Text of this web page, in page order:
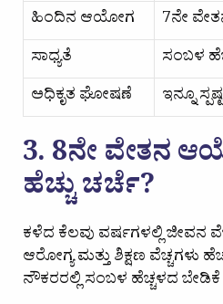
ಹಿಂದಿನ ಆಯೋಗ
7ನೇ
ಸಾಧ್ಯತೆ
ಸಂಬಳ
ಅಧಿಕೃತ ಘೋಷಣೆ
ಇನ್ನೂ
3. 8ನೇ ವೇತನ
ಹೆಚ್ಚು ಚರ್ಚೆ?
ಕಳೆದ ಕೆಲವು ವರ್ಷಗಳಲ್ಲಿ ಜೀವನ
ಆರೋಗ್ಯ ಮತ್ತು ಶಿಕ್ಷಣ ವೆಚ್ಚಗಳು
ನೌಕರರಲ್ಲಿ ಸಂಬಳ ಹೆಚ್ಚಳದ ಬೇಡಿಕೆ